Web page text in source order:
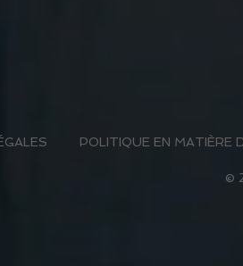
POLITIQUE EN MATIÈRE
©